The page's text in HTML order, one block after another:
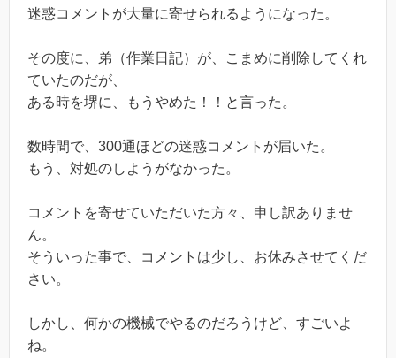
迷惑コメントが大量に寄せられるようになった。
その度に、弟（作業日記）が、こまめに削除してくれ
ていたのだが、
ある時を堺に、もうやめた！！と言った。
数時間で、300通ほどの迷惑コメントが届いた。
もう、対処のしようがなかった。
コメントを寄せていただいた方々、申し訳ありませ
ん。
そういった事で、コメントは少し、お休みさせてくだ
さい。
しかし、何かの機械でやるのだろうけど、すごいよ
ね。